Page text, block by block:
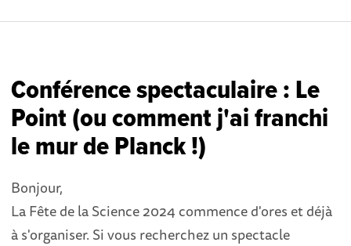
Conférence spectaculaire : Le
Point (ou comment j'ai franchi
le mur de Planck !)
Bonjour,
La Fête de la Science 2024 commence d'ores et déjà
à s'organiser. Si vous recherchez un spectacle